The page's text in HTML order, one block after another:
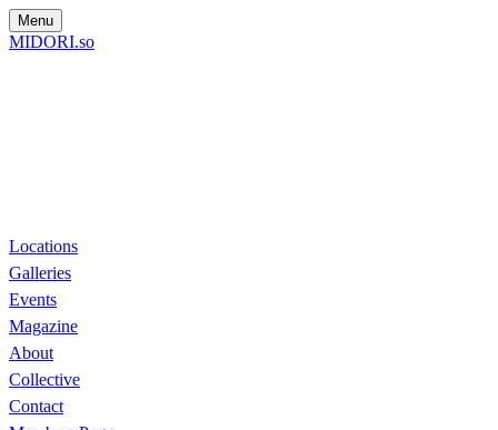
Menu
MIDORI.so
Locations
Galleries
Events
Magazine
About
Collective
Contact